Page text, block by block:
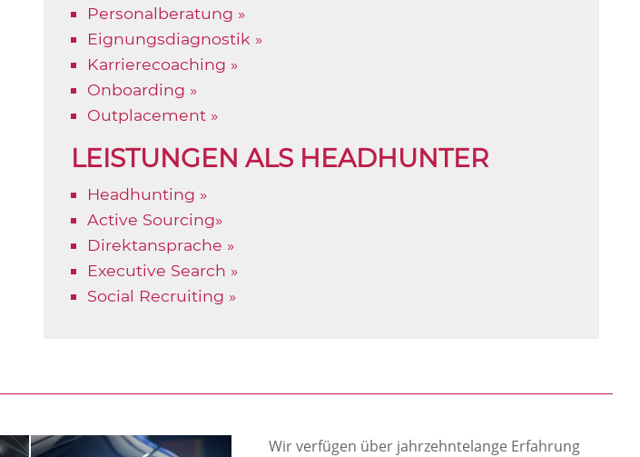
Personalberatung »
Eignungsdiagnostik »
Karrierecoaching »
Onboarding »
Outplacement »
LEISTUNGEN ALS HEADHUNTER
Headhunting »
Active Sourcing»
Direktansprache »
Executive Search »
Social Recruiting »
Wir verfügen über jahrzehntelange Erfahrung